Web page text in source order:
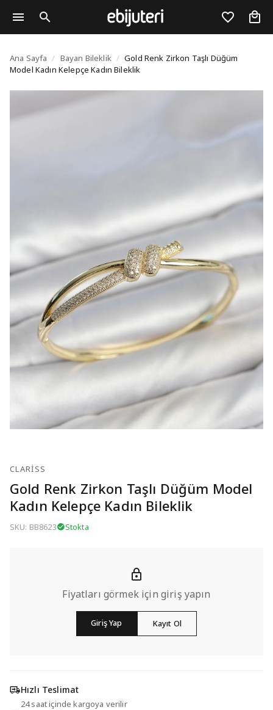
Gold Renk Zirkon
Ana Sayfa / Bayan Bileklik / Gold Renk Zirkon Taşlı Düğüm
Model Kadın Kelepçe Kadın Bileklik
CLARISS
Gold Renk Zirkon Taşlı Düğüm Model
Kadın Kelepçe Kadın Bileklik
SKU: BB8623 Stokta
Fiyatları görmek için giriş yapın
Giriş Yap Kayıt Ol
Hızlı Teslimat
24 saat içinde kargoya verilir